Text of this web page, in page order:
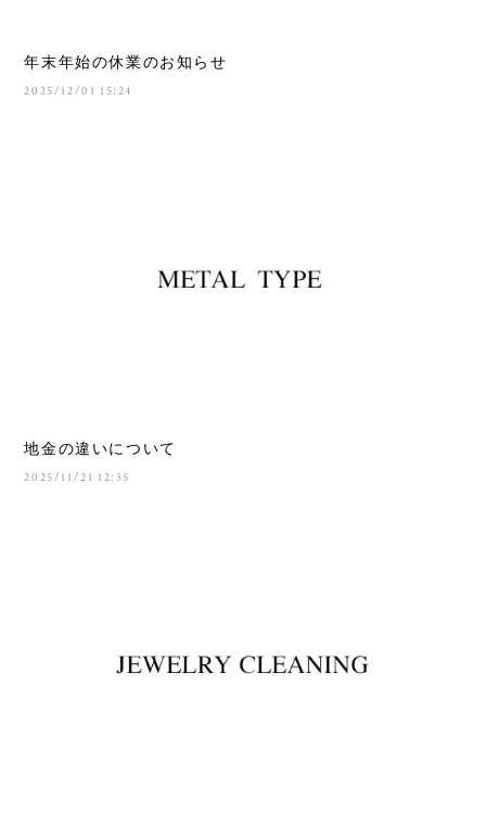
年末年始の休業のお知らせ
2025/12/01 15:24
地金の違いについて
2025/11/21 12:35